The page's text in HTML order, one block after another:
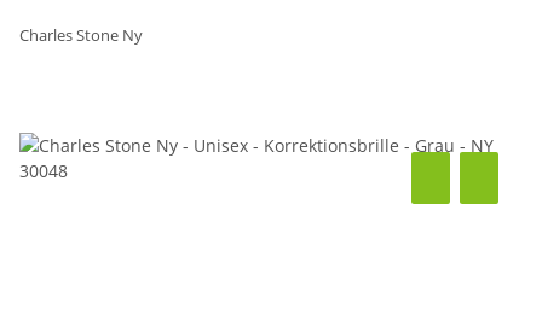
Charles Stone Ny